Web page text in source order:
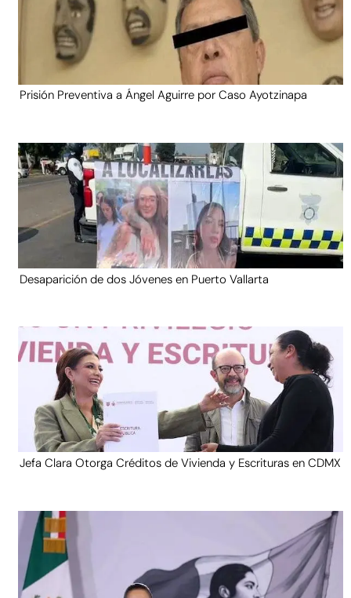
Prisión Preventiva a Ángel Aguirre por Caso Ayotzinapa
Desaparición de dos Jóvenes en Puerto Vallarta
Jefa Clara Otorga Créditos de Vivienda y Escrituras en CDMX